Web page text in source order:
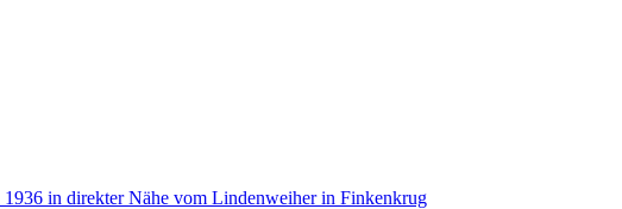
in direkter Nähe vom Lindenweiher in Finkenkrug